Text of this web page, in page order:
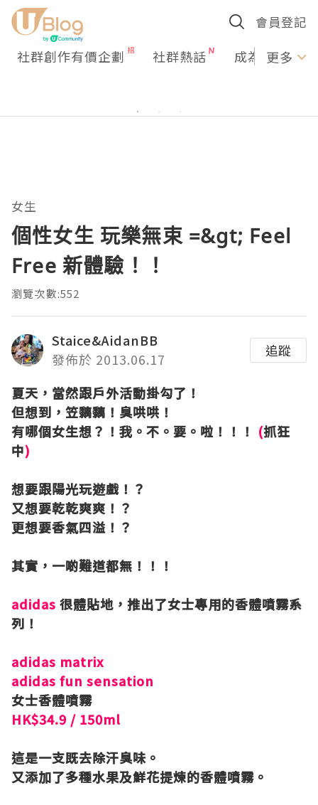
會員登記
社群創作有價企劃 社群熱話 成為U更多
女生
個性女生 玩樂無束 =&gt; Feel
Free 新體驗！！
瀏覽次數:552
Staice&AidanBB
發佈於 2013.06.17
追蹤
夏天，當然跟戶外活動掛勾了！
但想到，笠黐黐！臭哄哄！
有哪個女生想？！我。不。要。啦！！！ (抓狂
中)
想要跟陽光玩遊戲！？
又想要乾乾爽爽！？
更想要香氣四溢！？
其實，一啲難道都無！！！
adidas 很體貼地，推出了女士專用的香體噴霧系
列！
adidas matrix
adidas fun sensation
女士香體噴霧
HK$34.9 / 150ml
這是一支既去除汗臭味。
又添加了多種水果及鮮花提煉的香體噴霧。